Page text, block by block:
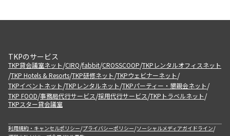
TKPのサービス
TKP貸会議室ネット/CIRQ/fabbit/CROSSCOOP/TKPレンタルオフィスネット
/TKP Hotels & Resorts/TKP研修ネット/TKPウェビナーネット/
TKPイベントネット/TKPレンタルネット/TKPパーティー・懇親会ネット/
TKP FOOD/事務局代行サービス/採用代行サービス/TKPトラベルネット/
TKPスター貸会議室
利用規約・キャンセルポリシー/プライバシーポリシー/ソーシャルメディアガイドライン/